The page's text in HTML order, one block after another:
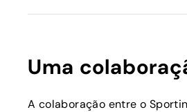
Uma
A colaboração entre o